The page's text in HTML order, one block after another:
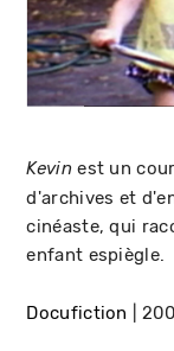
Kevinest un
d'archives et
cinéaste, qui
enfant espiègle.
Docufiction